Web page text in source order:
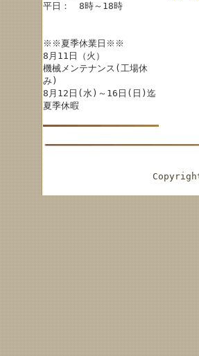
平日： 8時～18時
※※夏季休業日※※
8月11日（火）
機械メンテナンス(工場休
み)
8月12日(水)～16日(日)迄
夏季休暇